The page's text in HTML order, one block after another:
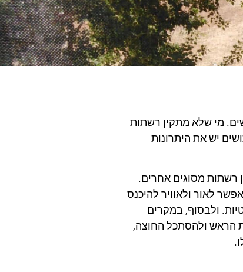
מי שלא מתקין רשתות
יש את היתרונות
רשתות מסוגים אחרים.
לאור ולאוויר להיכנס
ולבסוף, במקרים
הראש ולהסתכל החוצה,